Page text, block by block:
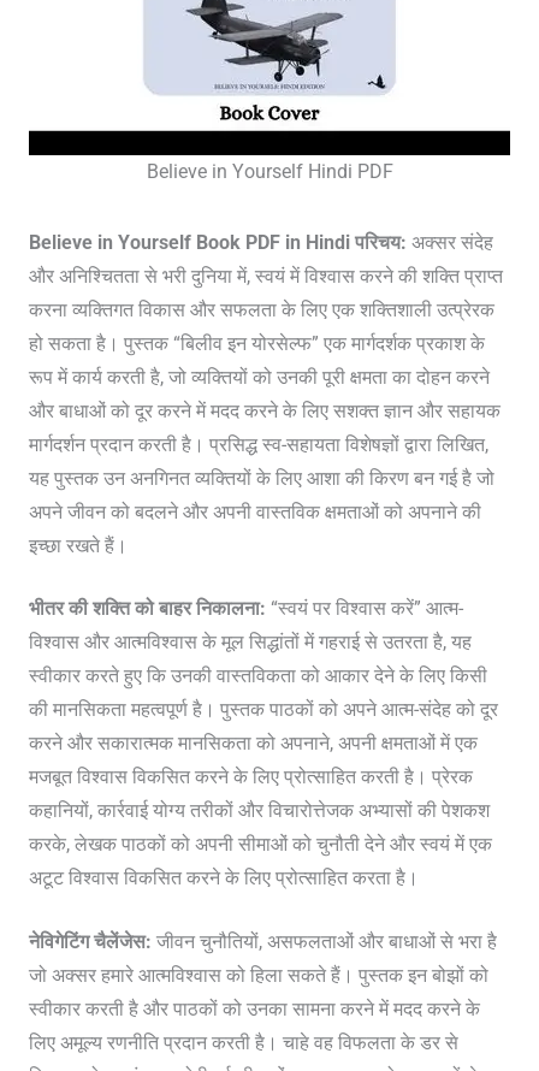
Believe in Yourself Hindi PDF
Believe in Yourself Book PDF in Hindi परिचय: अक्सर संदेह
और अनिश्चितता से भरी दुनिया में, स्वयं में विश्वास करने की शक्ति प्राप्त
करना व्यक्तिगत विकास और सफलता के लिए एक शक्तिशाली उत्प्रेरक
हो सकता है। पुस्तक “बिलीव इन योरसेल्फ” एक मार्गदर्शक प्रकाश के
रूप में कार्य करती है, जो व्यक्तियों को उनकी पूरी क्षमता का दोहन करने
और बाधाओं को दूर करने में मदद करने के लिए सशक्त ज्ञान और सहायक
मार्गदर्शन प्रदान करती है। प्रसिद्ध स्व-सहायता विशेषज्ञों द्वारा लिखित,
यह पुस्तक उन अनगिनत व्यक्तियों के लिए आशा की किरण बन गई है जो
अपने जीवन को बदलने और अपनी वास्तविक क्षमताओं को अपनाने की
इच्छा रखते हैं।
भीतर की शक्ति को बाहर निकालना: “स्वयं पर विश्वास करें” आत्म-
विश्वास और आत्मविश्वास के मूल सिद्धांतों में गहराई से उतरता है, यह
स्वीकार करते हुए कि उनकी वास्तविकता को आकार देने के लिए किसी
की मानसिकता महत्वपूर्ण है। पुस्तक पाठकों को अपने आत्म-संदेह को दूर
करने और सकारात्मक मानसिकता को अपनाने, अपनी क्षमताओं में एक
मजबूत विश्वास विकसित करने के लिए प्रोत्साहित करती है। प्रेरक
कहानियों, कार्रवाई योग्य तरीकों और विचारोत्तेजक अभ्यासों की पेशकश
करके, लेखक पाठकों को अपनी सीमाओं को चुनौती देने और स्वयं में एक
अटूट विश्वास विकसित करने के लिए प्रोत्साहित करता है।
नेविगेटिंग चैलेंजेस: जीवन चुनौतियों, असफलताओं और बाधाओं से भरा है
जो अक्सर हमारे आत्मविश्वास को हिला सकते हैं। पुस्तक इन बोझों को
स्वीकार करती है और पाठकों को उनका सामना करने में मदद करने के
लिए अमूल्य रणनीति प्रदान करती है। चाहे वह विफलता के डर से